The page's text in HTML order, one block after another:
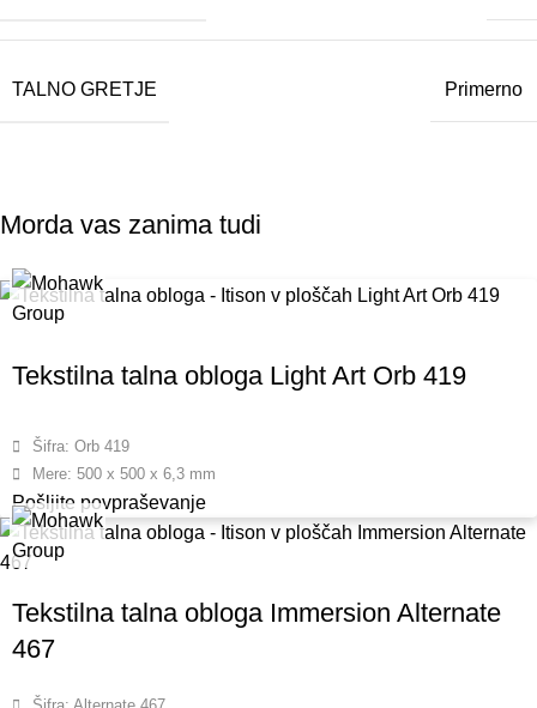
TALNO GRETJE Primerno
Morda vas zanima tudi
Tekstilna talna obloga Light Art Orb 419
Šifra: Orb 419
Mere: 500 x 500 x 6,3 mm
Pošljite povpraševanje
Tekstilna talna obloga Immersion Alternate
467